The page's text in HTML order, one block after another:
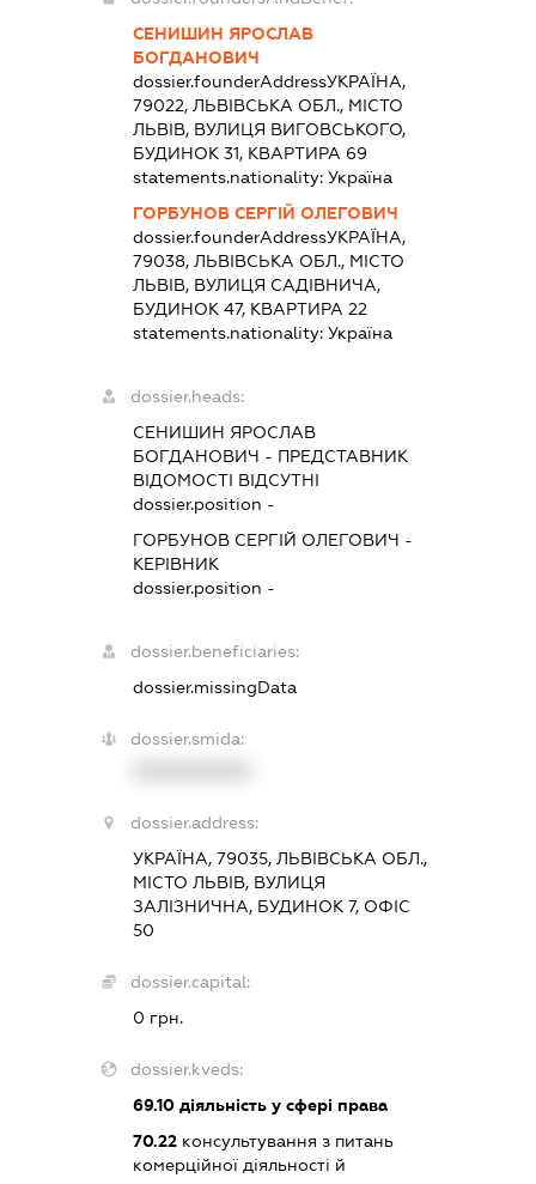
СЕНИШИН ЯРОСЛАВ
БОГДАНОВИЧ
dossier.founderAddressУКРАЇНА,
79022, ЛЬВІВСЬКА ОБЛ., МІСТО
ЛЬВІВ, ВУЛИЦЯ ВИГОВСЬКОГО,
БУДИНОК 31, КВАРТИРА 69
statements.nationality:Україна
ГОРБУНОВ СЕРГІЙ ОЛЕГОВИЧ
dossier.founderAddressУКРАЇНА,
79038, ЛЬВІВСЬКА ОБЛ., МІСТО
ЛЬВІВ, ВУЛИЦЯ САДІВНИЧА,
БУДИНОК 47, КВАРТИРА 22
statements.nationality:Україна
dossier.heads:
СЕНИШИН ЯРОСЛАВ
БОГДАНОВИЧ - ПРЕДСТАВНИК
ВІДОМОСТІ ВІДСУТНІ
dossier.position -
ГОРБУНОВ СЕРГІЙ ОЛЕГОВИЧ -
КЕРІВНИК
dossier.position -
dossier.beneficiaries:
dossier.missingData
dossier.smida:
dossier.address:
УКРАЇНА, 79035, ЛЬВІВСЬКА ОБЛ.,
МІСТО ЛЬВІВ, ВУЛИЦЯ
ЗАЛІЗНИЧНА, БУДИНОК 7, ОФІС
50
dossier.capital:
0 грн.
dossier.kveds:
69.10 діяльність у сфері права
70.22 консультування з питань
комерційної діяльності й